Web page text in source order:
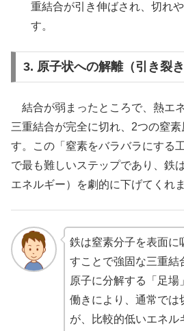
重結合が引き伸ばされ、切れ
す。
3. 原子状への解離（引き裂き
結合が弱まったところで、熱エ
三重結合が完全に切れ、2つの窒
す。この「窒素をバラバラにする
で最も難しいステップであり、鉄
エネルギー）を劇的に下げてくれま
鉄は窒素分子を表面に
すことで強固な三重結
原子に分解する「足
働きにより、通常では
が、比較的低いエネル